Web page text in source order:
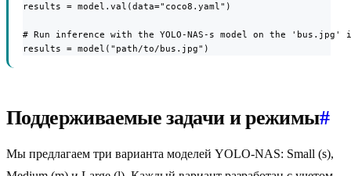
results = model.val(data="coco8.yaml")
# Run inference with the YOLO-NAS-s model on the 'bus.jpg'
results = model("path/to/bus.jpg")
Поддерживаемые задачи и режимы#
Мы предлагаем три варианта моделей YOLO-NAS: Small (s),